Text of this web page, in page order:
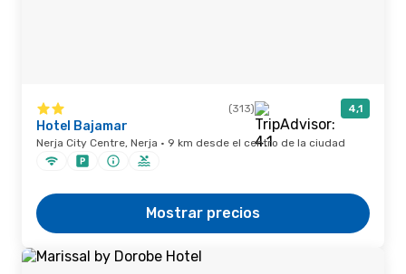
(313) 4,1
Hotel Bajamar
Nerja City Centre, Nerja · 9 km desde el centro de la ciudad
Mostrar precios